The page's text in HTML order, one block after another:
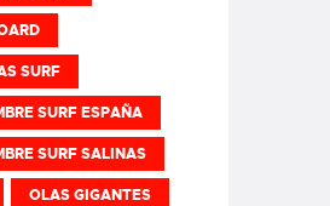
SURF
SURF ESPAÑA
SURF SALINAS
OLAS GIGANTES